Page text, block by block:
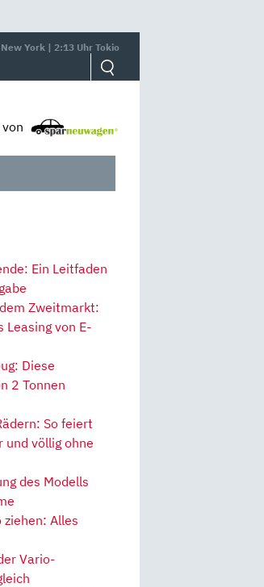
York | 2:13 Uhr Tokio
Ein Leitfaden
Zweitmarkt:
Leasing von E-
Diese
2 Tonnen
So feiert
und völlig ohne
des Modells
Alles
Vario-